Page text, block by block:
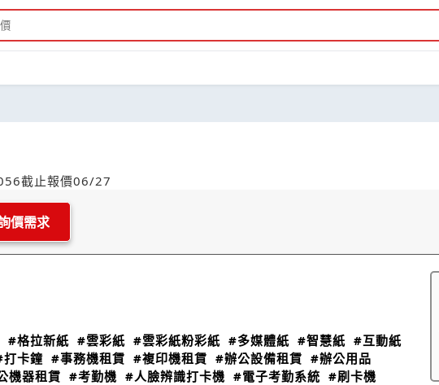
截止報價06/27
價需求
#格拉新紙 #雲彩紙 #雲彩紙粉彩紙 #多媒體紙 #智慧紙 #互動紙
卡鐘 #事務機租賃 #複印機租賃 #辦公設備租賃 #辦公用品
機器租賃 #考勤機 #人臉辨識打卡機 #電子考勤系統 #刷卡機